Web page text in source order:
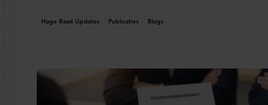
Hoge Raad Updates Publicaties Blogs